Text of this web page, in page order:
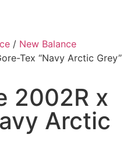
/ New Balance
Tex “Navy Arctic Grey”
2002R x
Arctic